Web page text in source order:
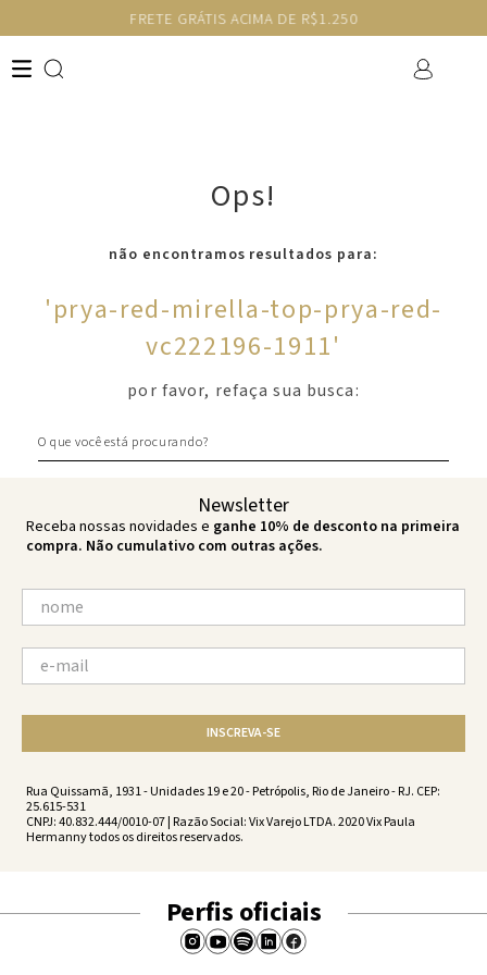
FRETE GRÁTIS ACIMA DE R$1.250
Ops!
não encontramos resultados para:
'prya-red-mirella-top-prya-red-
vc222196-1911'
por favor, refaça sua busca:
Newsletter
Receba nossas novidades e ganhe 10% de desconto na primeira
compra. Não cumulativo com outras ações.
INSCREVA-SE
Rua Quissamã, 1931 - Unidades 19 e 20 - Petrópolis, Rio de Janeiro - RJ. CEP:
25.615-531
CNPJ: 40.832.444/0010-07 | Razão Social: Vix Varejo LTDA. 2020 Vix Paula
Hermanny todos os direitos reservados.
Perfis oficiais